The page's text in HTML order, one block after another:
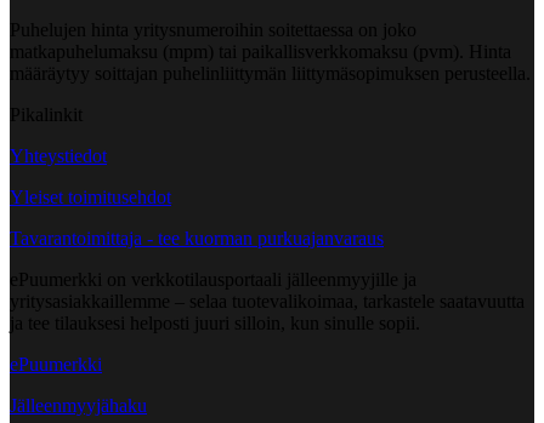
Puhelujen hinta yritysnumeroihin soitettaessa on joko
matkapuhelumaksu (mpm) tai paikallisverkkomaksu (pvm). Hinta
määräytyy soittajan puhelinliittymän liittymäsopimuksen perusteella.
Pikalinkit
Yhteystiedot
Yleiset toimitusehdot
Tavarantoimittaja - tee kuorman purkuajanvaraus
ePuumerkki on verkkotilausportaali jälleenmyyjille ja
yritysasiakkaillemme – selaa tuotevalikoimaa, tarkastele saatavuutta
ja tee tilauksesi helposti juuri silloin, kun sinulle sopii.
ePuumerkki
Jälleenmyyjähaku